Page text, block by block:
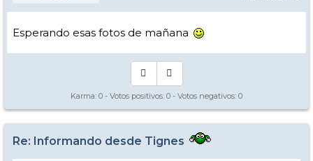
Esperando esas fotos de mañana
Karma: 0 - Votos positivos: 0 - Votos negativos: 0
Re: Informando desde Tignes